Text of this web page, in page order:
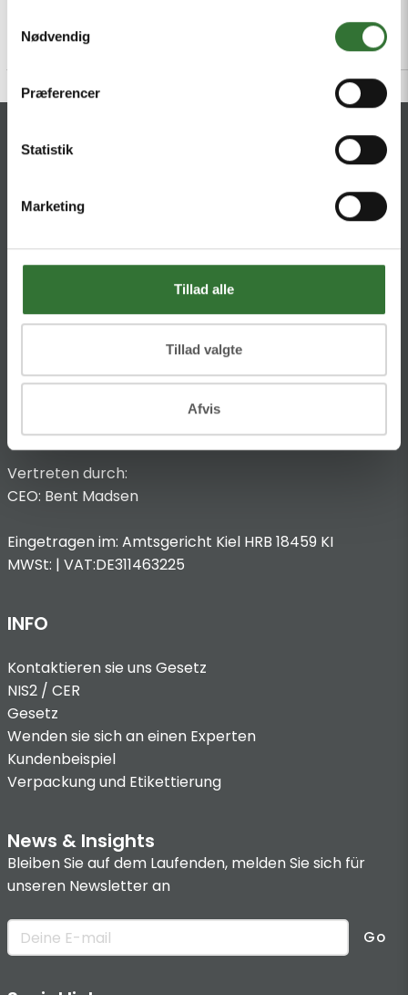
Nødvendig
Præferencer
Statistik
Marketing
Tillad alle
Tillad valgte
Afvis
KONTAKT
DK-4600 Køge
Impressum
Hans Folsgaard GmbH
Chronos-Platz 1
Vertreten durch:
CEO: Bent Madsen
Eingetragen im: Amtsgericht Kiel HRB 18459 KI
MWSt: | VAT:DE311463225
INFO
Kontaktieren sie uns Gesetz
NIS2 / CER
Gesetz
Wenden sie sich an einen Experten
Kundenbeispiel
Verpackung und Etikettierung
News & Insights
Bleiben Sie auf dem Laufenden, melden Sie sich für
unseren Newsletter an
Go